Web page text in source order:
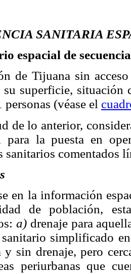
SANITARIA
espacial de
de Tijuana sin
su superficie, situación
personas (véase el
de lo anterior,
para la puesta en
sanitarios comentados
en la información
de población,
a)drenaje para
sanitario simplificado
y sin drenaje, pero
periurbanas que